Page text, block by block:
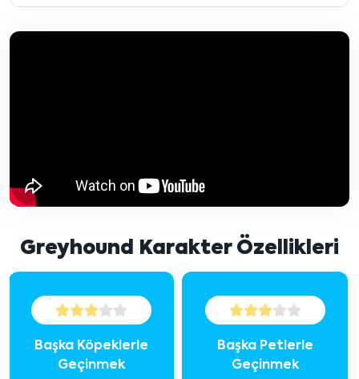
Greyhound Karakter Özellikleri
Başka Köpeklerle
Geçinmek
Başka Petlerle
Geçinmek